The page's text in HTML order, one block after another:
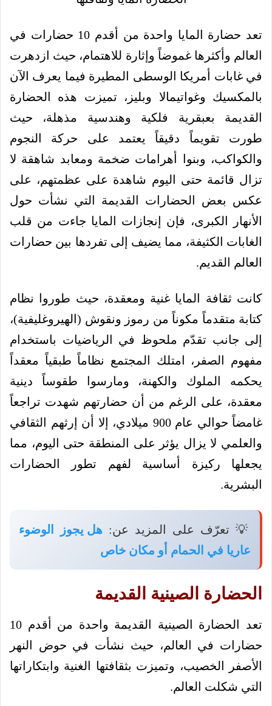
تعد حضارة المايا واحدة من أقدم 10 حضارات في
العالم وأكثرها غموضاً وإثارة للاهتمام، حيث ازدهرت
في غابات أمريكا الوسطى المطيرة فيما يعرف الآن
بالمكسيك وغواتيمالا وبليز، تميزت هذه الحضارة
القديمة بعبقرية فلكية وهندسية مذهلة، حيث
طورت تقويماً دقيقاً يعتمد على حركة النجوم
والكواكب، وبنوا أهرامات ضخمة ومعابد شاهقة لا
تزال قائمة حتى اليوم شاهدة على عظمتهم، على
عكس بعض الحضارات القديمة التي نشأت حول
الأنهار الكبرى، فإن إنجازات المايا جاءت من قلب
الغابات الكثيفة، مما يضيف إلى تفردها بين حضارات
العالم القديم.
كانت ثقافة المايا غنية ومعقدة، حيث طوروا نظام
كتابة متقدماً مكوناً من رموز ونقوش (الهيروغليفية)،
إلى جانب تقدّم ملحوظ في الرياضيات باستخدام
مفهوم الصفر، امتلك المجتمع نظاماً طبقياً معقداً
يحكمه الملوك والكهنة، ومارسوا طقوساً دينية
معقدة، على الرغم من أن حضارتهم شهدت تراجعاً
غامضاً حوالي عام 900 ميلادي، إلا أن إرثهم الثقافي
والعلمي لا يزال يؤثر على المنطقة حتى اليوم، مما
يجعلها ركيزة أساسية لفهم تطور الحضارات
البشرية.
💡 تعرّف على المزيد عن: هل يجوز الوضوء
عاريا في الحمام أو مكان خاص
الحضارة الصينية القديمة
تعد الحضارة الصينية القديمة واحدة من أقدم 10
حضارات في العالم، حيث نشأت في حوض النهر
الأصفر الخصيب، وتميزت بثقافتها الغنية وابتكاراتها
التي شكلت العالم.